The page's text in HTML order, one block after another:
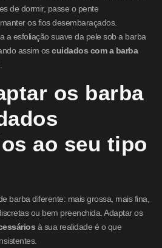
de dormir, passe o pente
os fios desembaraçados.
a esfoliação suave da pele sob a barba
assim oscuidados com a barba
os barba
ao seu tipo
barba diferente: mais grossa, mais fina,
ou bem preenchida. Adaptar os
à sua realidade é o que